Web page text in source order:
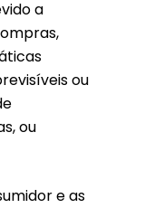
a
ou
ou
e as